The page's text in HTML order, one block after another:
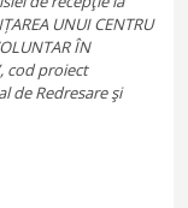
UNUI CENTRU
ÎN
cod proiect
de Redresare şi